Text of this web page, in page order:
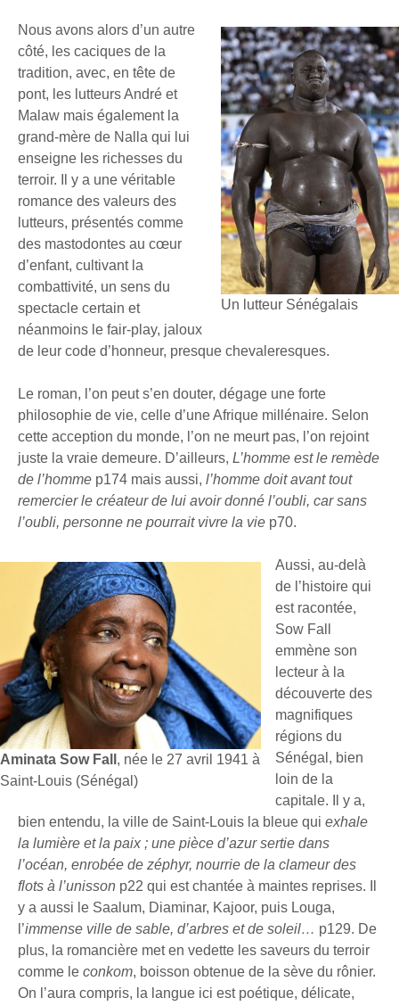
Un lutteur Sénégalais
Nous avons alors d’un autre
côté, les caciques de la
tradition, avec, en tête de
pont, les lutteurs André et
Malaw mais également la
grand-mère de Nalla qui lui
enseigne les richesses du
terroir. Il y a une véritable
romance des valeurs des
lutteurs, présentés comme
des mastodontes au cœur
d’enfant, cultivant la
combattivité, un sens du
spectacle certain et
néanmoins le fair-play, jaloux
de leur code d’honneur, presque chevaleresques.
Le roman, l’on peut s’en douter, dégage une forte
philosophie de vie, celle d’une Afrique millénaire. Selon
cette acception du monde, l’on ne meurt pas, l’on rejoint
juste la vraie demeure. D’ailleurs, L’homme est le remède
de l’homme p174 mais aussi, l’homme doit avant tout
remercier le créateur de lui avoir donné l’oubli, car sans
l’oubli, personne ne pourrait vivre la vie p70.
Aminata Sow Fall , née le 27 avril 1941 à
Saint-Louis (Sénégal)
Aussi, au-delà
de l’histoire qui
est racontée,
Sow Fall
emmène son
lecteur à la
découverte des
magnifiques
régions du
Sénégal, bien
loin de la
capitale. Il y a,
bien entendu, la ville de Saint-Louis la bleue qui exhale
la lumière et la paix ; une pièce d’azur sertie dans
l’océan, enrobée de zéphyr, nourrie de la clameur des
flots à l’unisson p22 qui est chantée à maintes reprises. Il
y a aussi le Saalum, Diaminar, Kajoor, puis Louga,
l’immense ville de sable, d’arbres et de soleil… p129. De
plus, la romancière met en vedette les saveurs du terroir
comme le conkom, boisson obtenue de la sève du rônier.
On l’aura compris, la langue ici est poétique, délicate,